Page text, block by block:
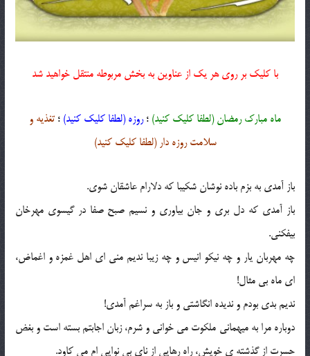
با کلیک بر روی هر یک از عناوین به بخش مربوطه منتقل خواهید شد
ماه مبارک رمضان (لطفا کلیک کنید)؛روزه (لطفا کلیک کنید)؛تغذیه و
سلامت روزه دار (لطفا کلیک کنید)
باز آمدی به بزم باده نوشان شکیبا که دلارام عاشقان شوی.
باز آمدی که دل بری و جان بیاوری و نسیم صبح صفا در گیسوی مهرخان
بیفکنی.
چه مهربان یار و چه نیکو انیس و چه زیبا ندیم منی ای اهل غمزه و اغماض،
ای ماه بی مثال!
ندیم بدی بودم و ندیده انگاشتی و باز به سراغم آمدی!
دوباره مرا به میهمانی ملکوت می خوانی و شرم، زبان اجابتم بسته است و بغض
حسرت از گذشته ی خویش، راه رهایی از نای بی نوایی ام می کاود.